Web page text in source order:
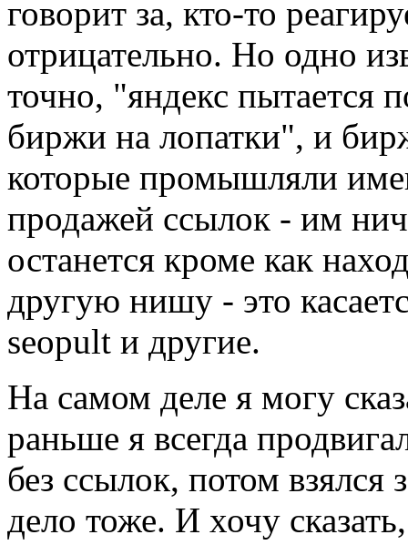
говорит за, кто-то
отрицательно. Но одно
точно, "яндекс пытается
биржи на лопатки", и
которые промышляли
продажей ссылок - им
останется кроме как
другую нишу - это
seopult и другие.
На самом деле я могу
раньше я всегда
без ссылок, потом взялся
дело тоже. И хочу